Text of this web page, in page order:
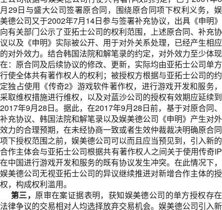
月29日与盛大公司签署原合同，围绕原合同项下权利义务，娱
美德公司又于2002年7月14日参与签署补充协议，出具《申明》
向有关部门公示了亚拓士公司的权利范围，上述原合同、补充协
议以及《申明》实际被公开、用于对外关系处理，已经产生相应
的对外效力。结合韩国法院和解笔录的约定，对外效力至少体现
在：原合同及后续协议的修改、更新，实际均由亚拓士公司单方
行使全体共有著作权人的权利；被授权方根据与亚拓士公司的约
定独占使用《传奇2》游戏软件著作权，进行游戏开发和服务，
采取维权措施进行维权，以及对蓝沙公司的授权有效期应延续到
2017年9月28日。据此，在2017年9月28日前，基于对原合同、
补充协议、韩国法院和解笔录以及娱美德公司《申明》产生对外
效力的合理预期，在未经协商一致或者生效仲裁裁决明确原合同
项下授权范围之前，娱美德公司可以而且应当预见到，引入新的
合作主体会与亚拓士公司根据共有著作权人之间关于使用传奇IP
在中国进行游戏开发和服务的既有协议发生冲突。在此情况下，
娱美德公司无视亚拓士公司的异议继续推进对新增合作主体的授
权，构成权利滥用。
第三， 原审在案证据表明，获知娱美德公司的单方授权存在
法律争议的交易相对人均选择放弃交易机会。娱美德公司引入新